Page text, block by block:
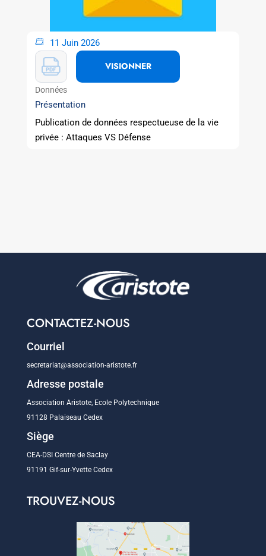
11 Juin 2026
VISIONNER
Données
Présentation
Publication de données respectueuse de la vie
privée : Attaques VS Défense
CONTACTEZ-NOUS
Courriel
secretariat@association-aristote.fr
Adresse postale
Association Aristote, Ecole Polytechnique
91128 Palaiseau Cedex
Siège
CEA-DSI Centre de Saclay
91191 Gif-sur-Yvette Cedex
TROUVEZ-NOUS